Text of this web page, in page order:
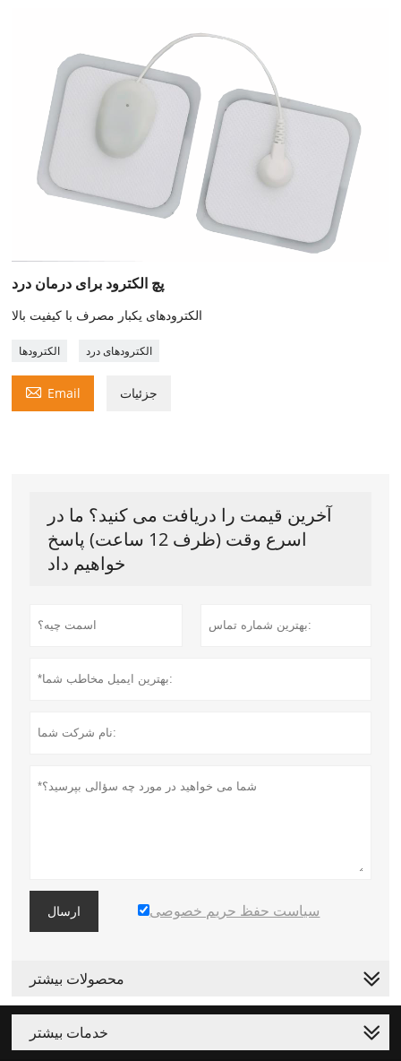
پچ الکترود برای درمان درد
الکترودهای یکبار مصرف با کیفیت بالا
الکترودها الکترودهای درد
 Email جزئیات
آخرین قیمت را دریافت می کنید؟ ما در
اسرع وقت (ظرف 12 ساعت) پاسخ
خواهیم داد
ارسال سیاست حفظ حریم خصوصی
محصولات بیشتر
خدمات بیشتر